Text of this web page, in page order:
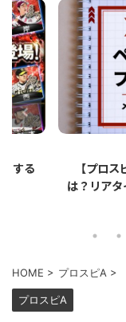
する
【プロ
は？リア
HOME > プロスピA >
プロスピA